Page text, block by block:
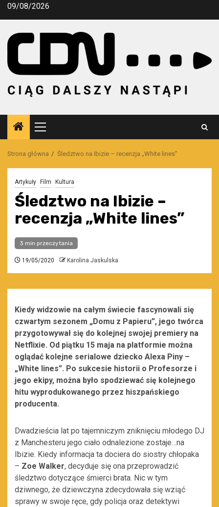
Przejdź
09/08/2026
Menu
główne
Strona główna Śledztwo na Ibizie – recenzja „White lines”
Artykuły Film Kultura
Śledztwo na Ibizie –
recenzja „White lines”
3 min przeczytania
19/05/2020 Karolina Jaskulska
Kiedy widzowie na całym świecie fascynowali się
czwartym sezonem „Domu z Papieru”, jego twórca
przygotowywał się do kolejnej swojej premiery na
Netflixie. Od piątku 15 maja na platformie można
oglądać kolejne serialowe dziecko Alexa Piny –
„White lines”. Po sukcesie historii o Profesorze i
jego ekipy, można było spodziewać się kolejnego
hitu wyprodukowanego przez hiszpańskiego
producenta.
Dwadzieścia lat po tajemniczym zniknięciu młodego DJ
z Manchesteru jego ciało odnalezione zostaje…na
Ibizie. Kiedy informacja ta dociera do siostry chłopaka
– Zoe Walker, decyduje się ona przeprowadzić
śledztwo dotyczące śmierci brata. Nic w tym
dziwnego, że dziewczyna zdecydowała się wziąć
sprawy w swoje ręce, gdy policja oraz detektywi